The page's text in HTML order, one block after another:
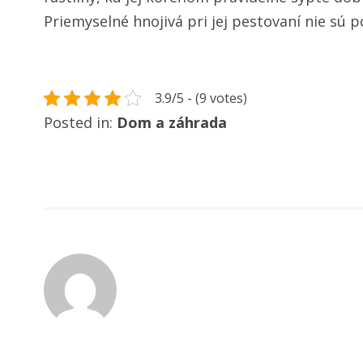
Priemyselné hnojivá pri jej pestovaní nie sú
3.9/5 - (9 votes)
Posted in: Dom a záhrada